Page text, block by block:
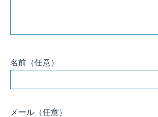
名前 （任意）
メール （任意）